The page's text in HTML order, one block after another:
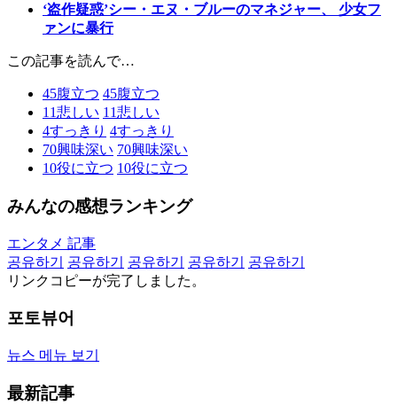
‘盗作疑惑’シー・エヌ・ブルーのマネジャー、 少女フ
ァンに暴行
この記事を読んで…
45腹立つ 45腹立つ
11悲しい 11悲しい
4すっきり 4すっきり
70興味深い 70興味深い
10役に立つ 10役に立つ
みんなの感想ランキング
エンタメ 記事
공유하기
공유하기 공유하기 공유하기
공유하기
リンクコピーが完了しました。
포토뷰어
뉴스 메뉴 보기
最新記事